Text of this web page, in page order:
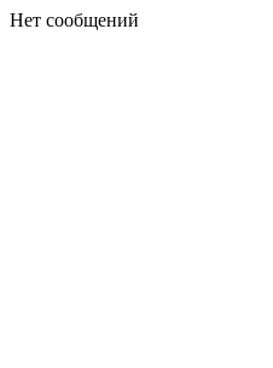
Нет сообщений